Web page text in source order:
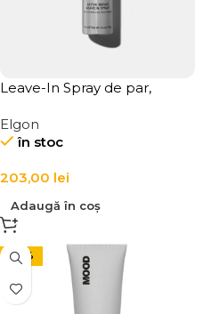
Leave-In Spray de par,
clatire LINK-D 5 Active
Repair
Elgon
în stoc
203,00 lei
Adaugă în coș
-24%